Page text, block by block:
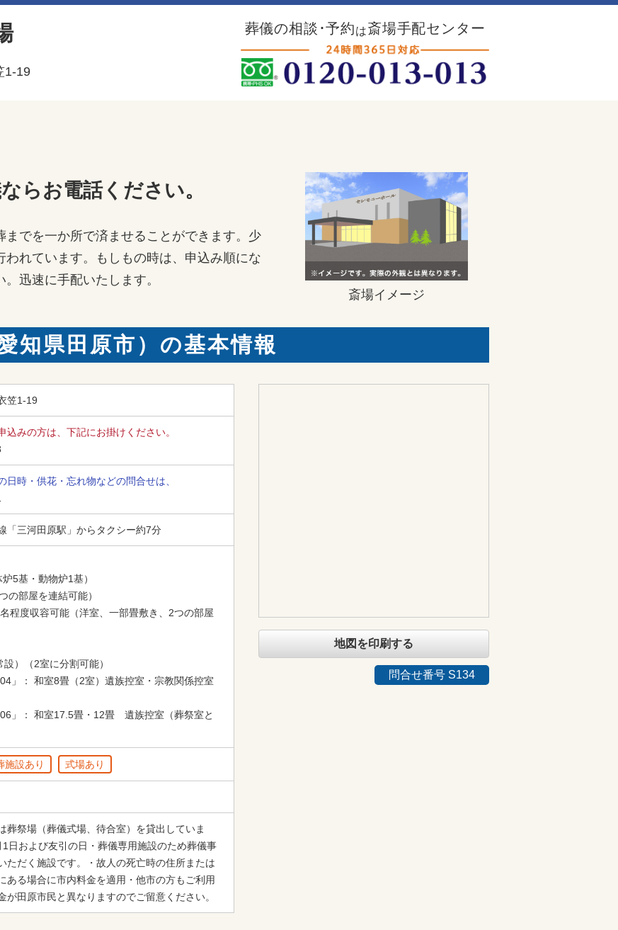
1-19
葬儀の相談･予約は斎場手配センター
らお電話ください。
までを一か所で済ませることができます。少
われています。もしもの時は、申込み順にな
迅速に手配いたします。
斎場イメージ
知県田原市）の基本情報
笠1-19
込みの方は、下記にお掛けください。
日時・供花・忘れ物などの問合せは、
「三河田原駅」からタクシー約7分
5基・動物炉1基）
の部屋を連結可能）
程度収容可能（洋室、一部畳敷き、2つの部屋
）（2室に分割可能）
」： 和室8畳（2室）遺族控室・宗教関係控室
」： 和室17.5畳・12畳　遺族控室（葬祭室と
施設あり 式場あり
葬祭場（葬儀式場、待合室）を貸出していま
日および友引の日・葬儀専用施設のため葬儀事
ただく施設です。・故人の死亡時の住所または
ある場合に市内料金を適用・他市の方もご利用
が田原市民と異なりますのでご留意ください。
地図を印刷する
問合せ番号 S134